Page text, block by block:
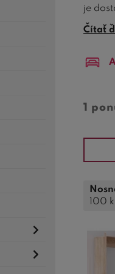
je
Čítať
1
100